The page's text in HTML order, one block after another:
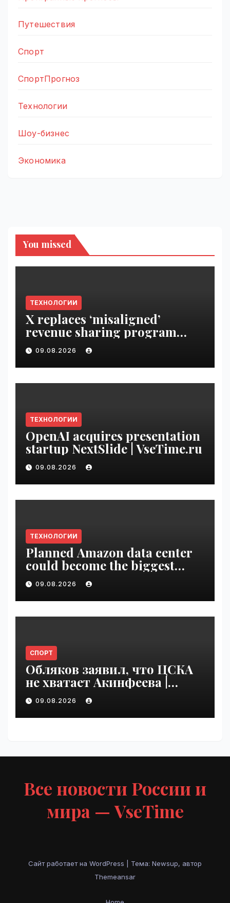
Путешествия
Спорт
СпортПрогноз
Технологии
Шоу-бизнес
Экономика
You missed
ТЕХНОЛОГИИ
X replaces ‘misaligned’
revenue sharing program
with Original Content
Rewards | VseTime.ru
09.08.2026
ТЕХНОЛОГИИ
OpenAI acquires presentation
startup NextSlide | VseTime.ru
09.08.2026
ТЕХНОЛОГИИ
Planned Amazon data center
could become the biggest
climate polluter in the U.S. |
VseTime.ru
09.08.2026
СПОРТ
Обляков заявил, что ЦСКА
не хватает Акинфеева |
VseTime.ru
09.08.2026
Все новости России и
мира — VseTime
Сайт работает на WordPress
Тема: Newsup, автор
Themeansar